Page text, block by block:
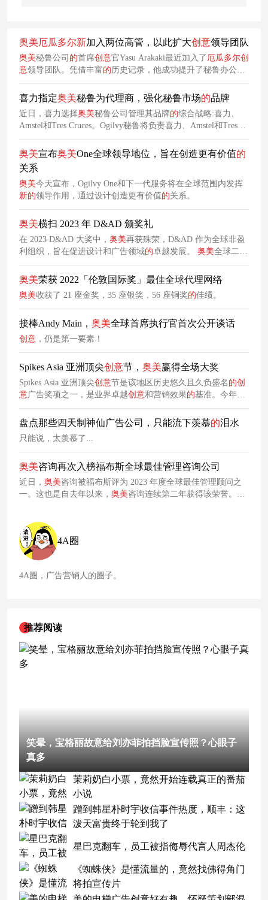
奥美厄瓜多尔新加入两位高管，以此扩大创意领导团队
奥美秘鲁公司 的首席创意官Yasu Arakaki最近加入了 厄瓜多尔创
意领导团队。凭借丰富的历史记录，他成功提升了秘鲁办公室
的创造力，在埃菲社、克里奥和戛纳电影节等奖项中获奖。
喜力指定奥美秘鲁为代理商，强化秘鲁市场的品牌
近日，喜力选择奥美秘鲁公司管理其品牌的综合战略:喜力、
Amstel和Tres Cruces。Ogilvy秘鲁将负责喜力、Amstel和Tres
Cruces的创意传播，旨在强化秘鲁市场的品牌。
奥美宣布奥美One全球领导地位，旨在创造更有价值的
关系
奥美今天宣布，Ogilvy One和下一代服务将在全球范围内发挥
新的领导作用，通过设计创造更有价值的关系。
奥美横扫 2023 年 D&AD 颁奖礼
在 2023 D&AD 大奖中， 奥美再获殊荣，D&AD 作为全球非盈
利组织，旨在促进设计和广告领域的卓越发展。 奥美全球二十
多个办公室打造的营销战为奥美赢得了 1 支 Future Impact
Pencil（未来影响力铅笔），1 支 White Pencil（白铅笔），4
支 Yellow Pencil（黄铅笔）、11 支 Graphite Pencil（石墨铅
笔）和 32 支 Wood Pe
奥美荣获 2022「伦敦国际奖」最佳全球代理网络
奥美收获了 21 座金奖，35 座银奖，56 座铜奖的佳绩。
接棒Andy Main， 奥美全球首席执行官首次公开谈话
创意 ，仍是第一要素！
Spikes Asia 亚洲顶尖创意节， 奥美赢得全场大奖
Spikes Asia 亚洲顶尖创意节是该地区历史悠久且久负盛名 的创
意广告奖项之一，是业界卓越创意和营销效果的基准。今年来
自各创意产业领域和背景的93 名评委齐聚新加坡，对作品进
行评审。在近日落下帷幕的Spikes Asia 亚洲顶尖创意节上，
亚太地区 11 个办公室一举获得 1 座全场大奖，3 座金奖，8
座银奖，14 座铜奖和 52 项入围
眼，共收获 1 座金
盘点那些四天制神仙广告公司，只能流下羡慕的泪水
只能说，太羡慕了...
奥美咨询再次入榜福布斯全球最佳管理咨询公司
近日， 奥美咨询被福布斯评为 2023 年度全球最佳管理顾问之
一。这也是自去年以来， 奥美咨询连续第二年获得该荣誉。福
4A圈
4A圈，广告营销人的圈子。
推荐阅读
笑晕，宝格丽故意给刘亦菲拍挡脸宣传照？心眼子
真多
茉莉奶白小票，竟然开始连载真正的番茄
小说
蹭到韩星朴时宇收信事件热度，顺丰：这
泼天富贵终于轮到我了
星巴克翻车，员工被指侮辱代言人周杰伦
《蜘蛛侠》是懂流量的，竟然找佛得角门
将拍宣传片